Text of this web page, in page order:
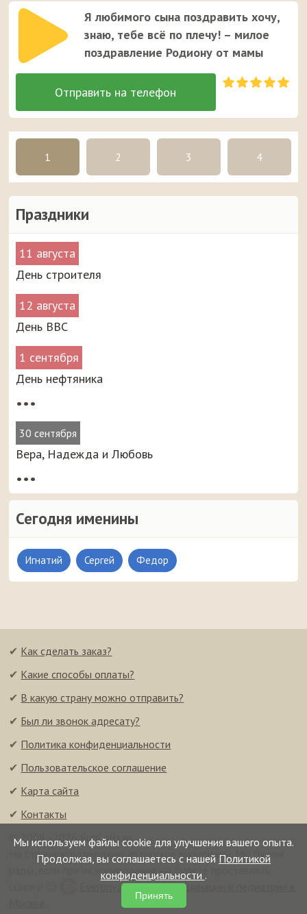
Праздники
11 августа
День строителя
12 августа
День ВВС
1 сентября
День нефтяника
•••
30 сентября
Вера, Надежда и Любовь
•••
Сегодня именины
Игнатий Сергей Федор
Я любимого сына поздравить хочу,
знаю, тебе всё по плечу! – милое
поздравление Родиону от мамы
1 2 3 4
Мы используем файлы cookie для улучшения вашего опыта.
Продолжая, вы соглашаетесь с нашей Политикой
конфиденциальности .
Принять
✔ Как сделать заказ?
✔ Какие способы оплаты?
✔ В какую страну можно отправить?
✔ Был ли звонок адресату?
✔ Политика конфиденциальности
✔ Пользовательское соглашение
✔ Карта сайта
✔ Контакты
© 2008–2026 FunCalls.ru
На странице размещены авторские материалы. Мы будем
рады, если при их копировании вы будете проставлять
Everonvax — центр вакцинации и педиатрии в